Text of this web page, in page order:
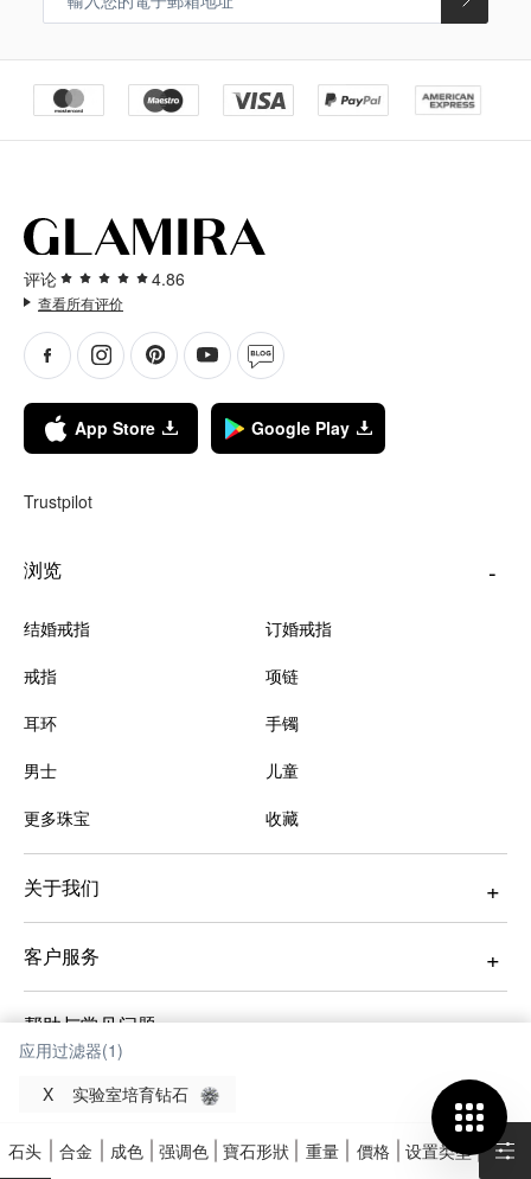
应用过滤器(1)
X
实验室培育钻石
石头 合金 成色 强调色 寶石形狀 重量 價格 设置类型
评论 4.86
查看所有评价
App Store Google Play
Trustpilot
浏览
结婚戒指
订婚戒指
戒指
项链
耳环
手镯
男士
儿童
更多珠宝
收藏
关于我们
客户服务
帮助与常见问题
指南与教育